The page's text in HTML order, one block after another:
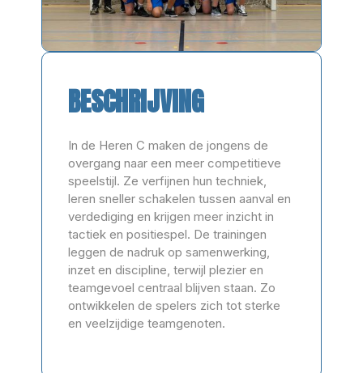
BESCHRIJVING
In de Heren C maken de jongens de
overgang naar een meer competitieve
speelstijl. Ze verfijnen hun techniek,
leren sneller schakelen tussen aanval en
verdediging en krijgen meer inzicht in
tactiek en positiespel. De trainingen
leggen de nadruk op samenwerking,
inzet en discipline, terwijl plezier en
teamgevoel centraal blijven staan. Zo
ontwikkelen de spelers zich tot sterke
en veelzijdige teamgenoten.